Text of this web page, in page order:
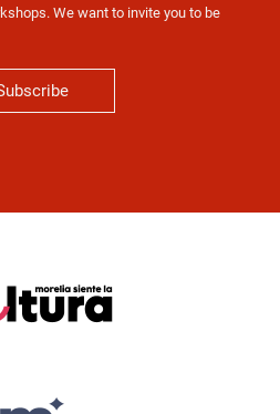
We want to invite you to be